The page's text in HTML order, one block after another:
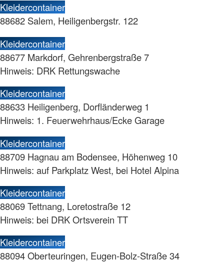
Kleidercontainer
88682 Salem, Heiligenbergstr. 122
Kleidercontainer
88677 Markdorf, Gehrenbergstraße 7
Hinweis: DRK Rettungswache
Kleidercontainer
88633 Heiligenberg, Dorfländerweg 1
Hinweis: 1. Feuerwehrhaus/Ecke Garage
Kleidercontainer
88709 Hagnau am Bodensee, Höhenweg 10
Hinweis: auf Parkplatz West, bei Hotel Alpina
Kleidercontainer
88069 Tettnang, Loretostraße 12
Hinweis: bei DRK Ortsverein TT
Kleidercontainer
88094 Oberteuringen, Eugen-Bolz-Straße 34